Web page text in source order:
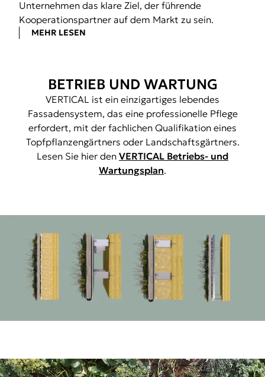
Unternehmen das klare Ziel, der führende
Kooperationspartner auf dem Markt zu sein.
MEHR LESEN
BETRIEB UND WARTUNG
VERTICAL ist ein einzigartiges lebendes
Fassadensystem, das eine professionelle Pflege
erfordert, mit der fachlichen Qualifikation eines
Topfpflanzengärtners oder Landschaftsgärtners.
Lesen Sie hier den VERTICAL Betriebs- und
Wartungsplan.